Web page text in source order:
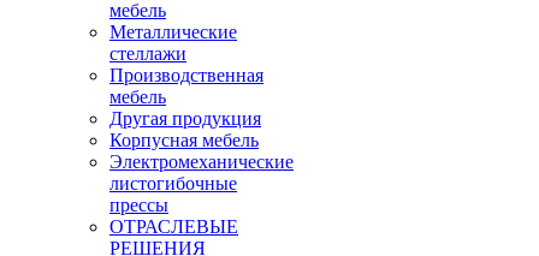
мебель
Металлические
стеллажи
Производственная
мебель
Другая продукция
Корпусная мебель
Электромеханические
листогибочные
прессы
ОТРАСЛЕВЫЕ
РЕШЕНИЯ